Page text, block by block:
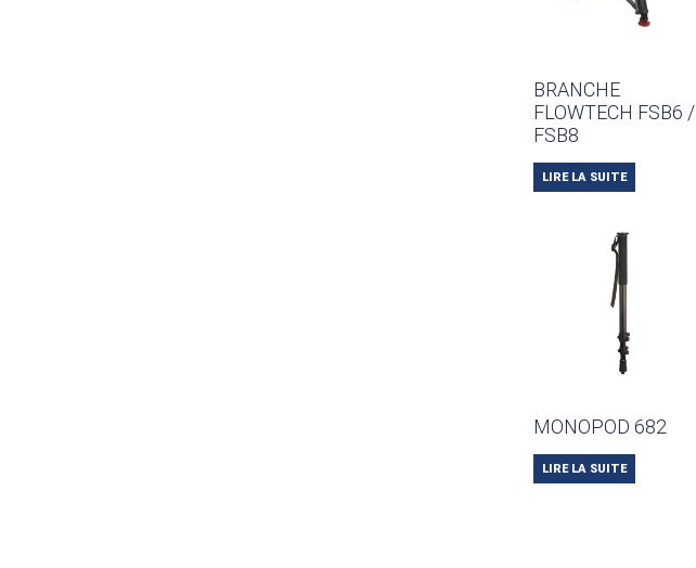
BRANCHE
FLOWTECH FSB6 /
FSB8
LIRE LA SUITE
MONOPOD 682
LIRE LA SUITE